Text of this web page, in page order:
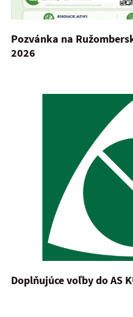
Pozvánka na
2026
Doplňujúce voľby do AS